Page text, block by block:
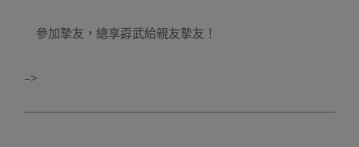
參加摯友，總享孬武給親友摯友！
–>